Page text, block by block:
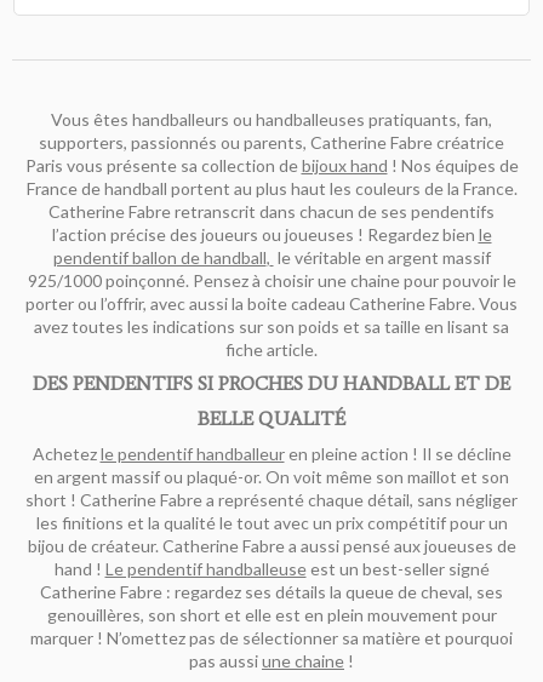
Vous êtes handballeurs ou handballeuses pratiquants, fan,
supporters, passionnés ou parents, Catherine Fabre créatrice
Paris vous présente sa collection debijoux hand ! Nos équipes de
France de handball portent au plus haut les couleurs de la France.
Catherine Fabre retranscrit dans chacun de ses pendentifs
l’action précise des joueurs ou joueuses ! Regardez bien le
pendentif ballon de handball, le véritable en argent massif
925/1000 poinçonné. Pensez à choisir une chaine pour pouvoir le
porter ou l’offrir, avec aussi la boite cadeau Catherine Fabre. Vous
avez toutes les indications sur son poids et sa taille en lisant sa
fiche article.
DES PENDENTIFS SI PROCHES DU HANDBALL ET DE
BELLE QUALITÉ
Achetezle pendentif handballeuren pleine action ! Il se décline
en argent massif ou plaqué-or. On voit même son maillot et son
short ! Catherine Fabre a représenté chaque détail, sans négliger
les finitions et la qualité le tout avec un prix compétitif pour un
bijou de créateur. Catherine Fabre a aussi pensé aux joueuses de
hand ! Le pendentif handballeuseest un best-seller signé
Catherine Fabre : regardez ses détails la queue de cheval, ses
genouillères, son short et elle est en plein mouvement pour
marquer ! N’omettez pas de sélectionner sa matière et pourquoi
pas aussiune chaine !